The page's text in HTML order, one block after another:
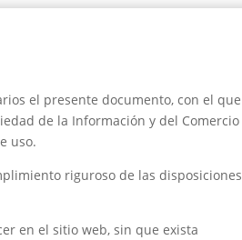
el presente documento, con el que
de la Información y del Comercio
uso.
riguroso de las disposiciones
en el sitio web, sin que exista